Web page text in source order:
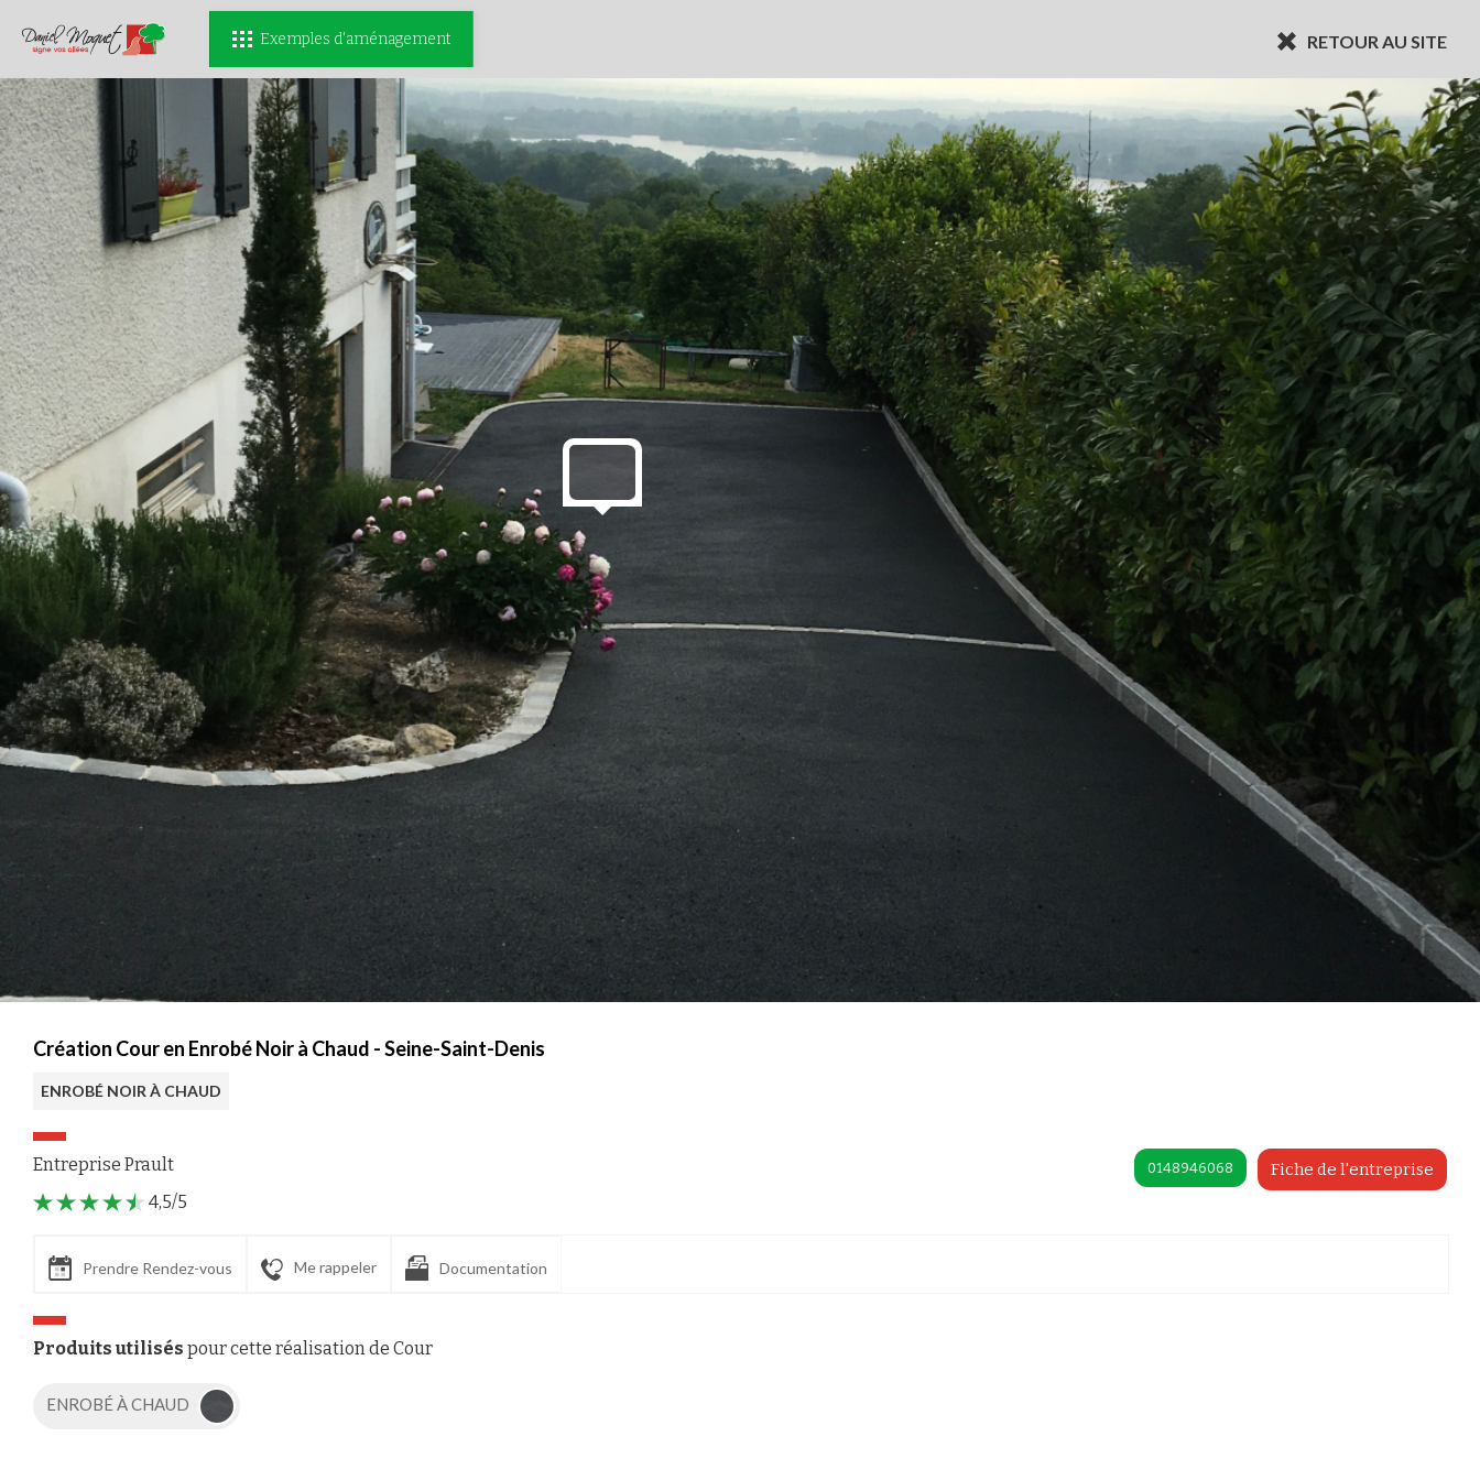
RETOUR AU SITE
Exemples d'aménagement
Création Cour en Enrobé Noir à Chaud - Seine-Saint-Denis
ENROBÉ NOIR À CHAUD
Entreprise Prault Fiche de l'entreprise
0148946068
4,5/5
Prendre Rendez-vous Me rappeler Documentation
Produits utilisés pour cette réalisation de Cour
ENROBÉ À CHAUD